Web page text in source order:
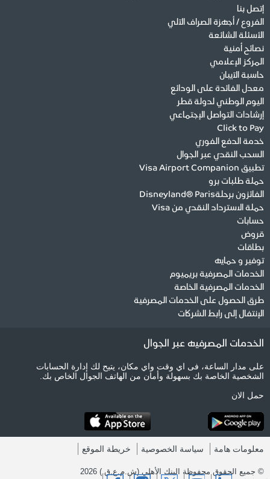
إتصل بنا
الفروع / أجهزة الصراف الآلي
الأسئلة الشائعة
نصائح أمنية
المركز الإعلامي
حاسبة الآيبان
معدل الفائدة على الودائع
اليوم الوطني لدولة قطر
إرشادات التواصل الإجتماعي
Click to Pay
خدمة الدفع الفوري
السحب النقدي عبر الجوال
تطبيق Visa Airport Companion
حملة طلبات برو
الفائزون برحلةDisneyland® Paris
حملة الاسترداد النقدي من Visa
حسابات
قروض
بطاقات
توفير و حمايه
الخدمات المصرفية بريميوم
الخدمات المصرفية الخاصة
طرق الحصول على الخدمات المصرفية
الإنتفال إلى رابط الشركات
الخدمات المصرفيه عبر الجوال
على مدار الساعة، فى اي وقت واي مكان، يتيح لك إدارة الحسابات
الشخصية الخاصة بك بسهولة وأمان من الهاتف الجوال الخاص بك.
حمل الان
معلومات هامة سياسة الخصوصية خريطة الموقع
© جميع الحقوق محفوظة البنك الأهلي (ش.م.ع.ق.) 2026